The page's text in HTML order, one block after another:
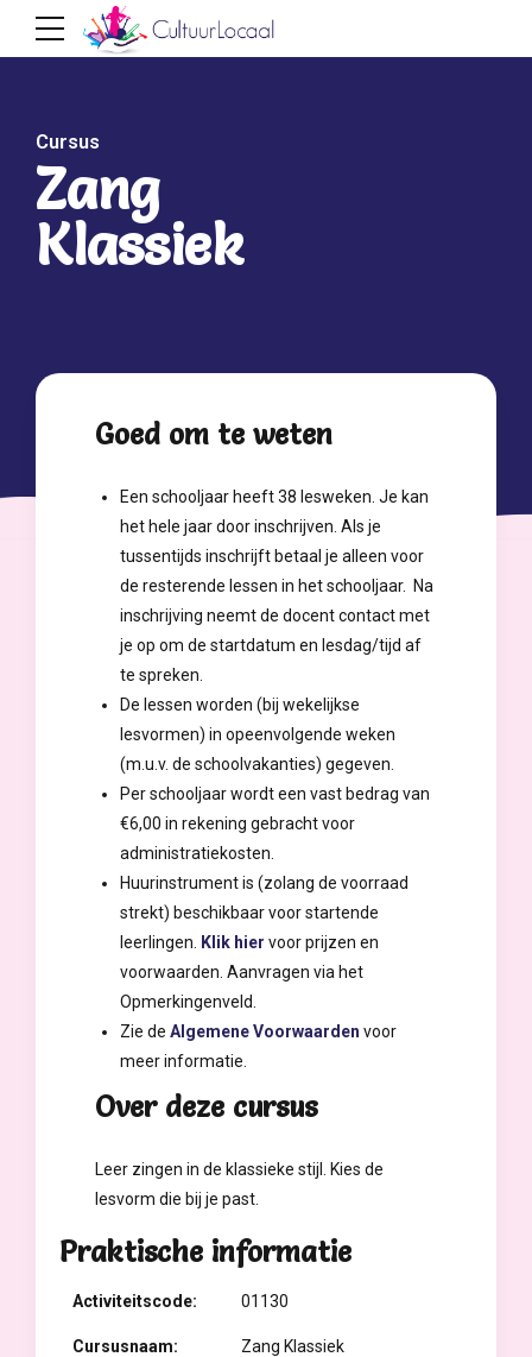
Cursus
Zang
Klassiek
Goed om te weten
Een schooljaar heeft 38 lesweken. Je kan
het hele jaar door inschrijven. Als je
tussentijds inschrijft betaal je alleen voor
de resterende lessen in het schooljaar. Na
inschrijving neemt de docent contact met
je op om de startdatum en lesdag/tijd af
te spreken.
De lessen worden (bij wekelijkse
lesvormen) in opeenvolgende weken
(m.u.v. de schoolvakanties) gegeven.
Per schooljaar wordt een vast bedrag van
€6,00 in rekening gebracht voor
administratiekosten.
Huurinstrument is (zolang de voorraad
strekt) beschikbaar voor startende
leerlingen. Klik hier voor prijzen en
voorwaarden. Aanvragen via het
Opmerkingenveld.
Zie de Algemene Voorwaarden voor
meer informatie.
Over deze cursus
Leer zingen in de klassieke stijl. Kies de
lesvorm die bij je past.
Praktische informatie
Activiteitscode: 01130
Cursusnaam: Zang Klassiek